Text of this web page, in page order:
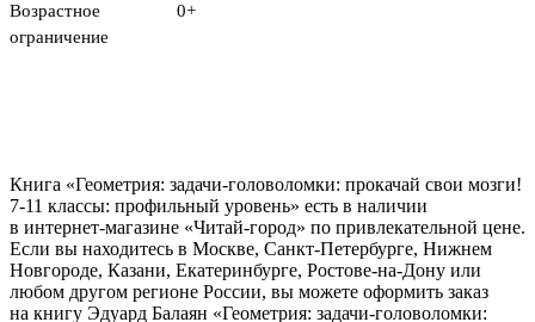
Возрастное
ограничение
0+
Книга «Геометрия: задачи-головоломки: прокачай свои мозги!
7-11 классы: профильный уровень» есть в наличии
в интернет-магазине «Читай-город» по привлекательной цене.
Если вы находитесь в Москве, Санкт-Петербурге, Нижнем
Новгороде, Казани, Екатеринбурге, Ростове-на-Дону или
любом другом регионе России, вы можете оформить заказ
на книгу Эдуард Балаян «Геометрия: задачи-головоломки: